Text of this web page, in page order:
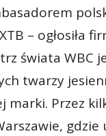
– ogłosiła
świata WBC
twarzy
marki. Przez
gdzie